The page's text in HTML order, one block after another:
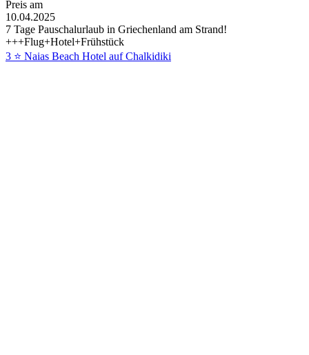
Preis am
10.04.2025
7 Tage Pauschalurlaub in Griechenland am Strand!
+++Flug+Hotel+Frühstück
3 ⭐ Naias Beach Hotel auf Chalkidiki